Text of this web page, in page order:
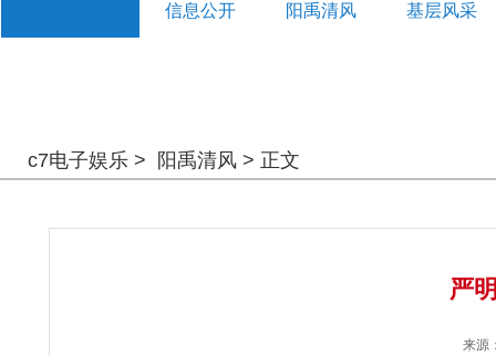
信息公开 阳禹清风 基层风采
c7电子娱乐 > 阳禹清风 > 正文
严
来源